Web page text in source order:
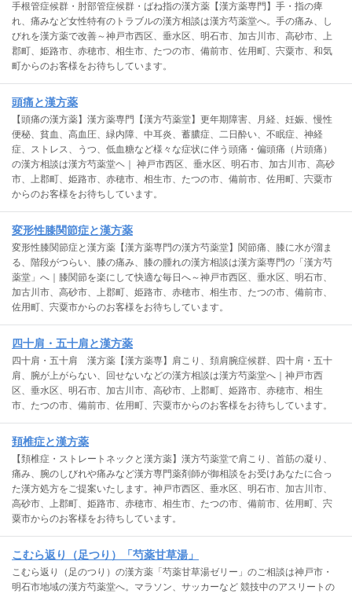
手根管症候群・肘部管症候群・ばね指の漢方薬【漢方薬専門】手・指の痺
れ、痛みなど女性特有のトラブルの漢方相談は漢方芍薬堂へ。手の痛み、し
びれを漢方薬で改善～神戸市西区、垂水区、明石市、加古川市、高砂市、上
郡町、姫路市、赤穂市、相生市、たつの市、備前市、佐用町、宍粟市、和気
町からのお客様をお待ちしています。
頭痛と漢方薬
【頭痛の漢方薬】漢方薬専門【漢方芍薬堂】更年期障害、月経、妊娠、慢性
便秘、貧血、高血圧、緑内障、中耳炎、蓄膿症、二日酔い、不眠症、神経
症、ストレス、うつ、低血糖など様々な症状に伴う頭痛・偏頭痛（片頭痛）
の漢方相談は漢方芍薬堂ヘ｜ 神戸市西区、垂水区、明石市、加古川市、高砂
市、上郡町、姫路市、赤穂市、相生市、たつの市、備前市、佐用町、宍粟市
からのお客様をお待ちしています。
変形性膝関節症と漢方薬
変形性膝関節症と漢方薬【漢方薬専門の漢方芍薬堂】関節痛、膝に水が溜ま
る、階段がつらい、膝の痛み、膝の腫れの漢方相談は漢方薬専門の「漢方芍
薬堂」へ｜膝関節を楽にして快適な毎日へ～神戸市西区、垂水区、明石市、
加古川市、高砂市、上郡町、姫路市、赤穂市、相生市、たつの市、備前市、
佐用町、宍粟市からのお客様をお待ちしています。
四十肩・五十肩と漢方薬
四十肩・五十肩 漢方薬【漢方薬専】肩こり、頚肩腕症候群、四十肩・五十
肩、腕が上がらない、回せないなどの漢方相談は漢方芍薬堂へ｜神戸市西
区、垂水区、明石市、加古川市、高砂市、上郡町、姫路市、赤穂市、相生
市、たつの市、備前市、佐用町、宍粟市からのお客様をお待ちしています。
頚椎症と漢方薬
【頚椎症・ストレートネックと漢方薬】漢方芍薬堂で肩こり、首筋の凝り、
痛み、腕のしびれや痛みなど漢方専門薬剤師が御相談をお受けあなたに合っ
た漢方処方をご提案いたします。神戸市西区、垂水区、明石市、加古川市、
高砂市、上郡町、姫路市、赤穂市、相生市、たつの市、備前市、佐用町、宍
粟市からのお客様をお待ちしています。
こむら返り（足つり）「芍薬甘草湯」
こむら返り（足のつり）の漢方薬「芍薬甘草湯ゼリー」のご相談は神戸市・
明石市地域の漢方芍薬堂へ。マラソン、サッカーなど 競技中のアスリートの